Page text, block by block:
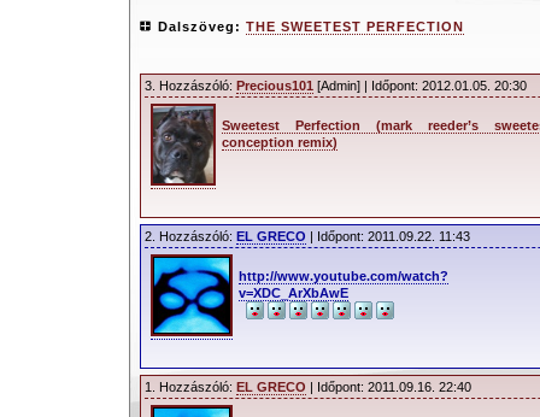
Dalszöveg: THE SWEETEST PERFECTION
3. Hozzászóló: Precious101 [Admin] | Időpont: 2012.01.05. 20:30
Sweetest Perfection (mark reeder’s
conception remix)
2. Hozzászóló: EL GRECO | Időpont: 2011.09.22. 11:43
http://www.youtube.com/watch?
v=XDC_ArXbAwE
1. Hozzászóló: EL GRECO | Időpont: 2011.09.16. 22:40